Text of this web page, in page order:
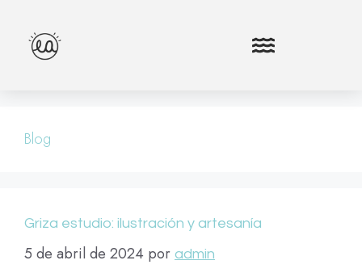
Blog
Griza estudio: ilustración y artesanía
5 de abril de 2024 por admin